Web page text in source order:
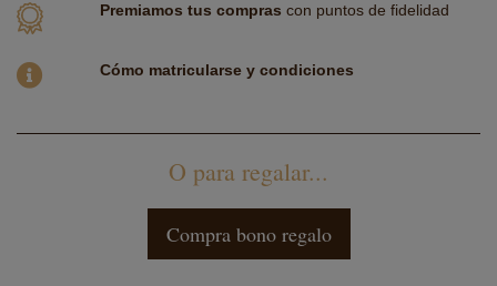
Premiamos tus compras con puntos de fidelidad
Cómo matricularse y condiciones
O para regalar...
Compra bono regalo